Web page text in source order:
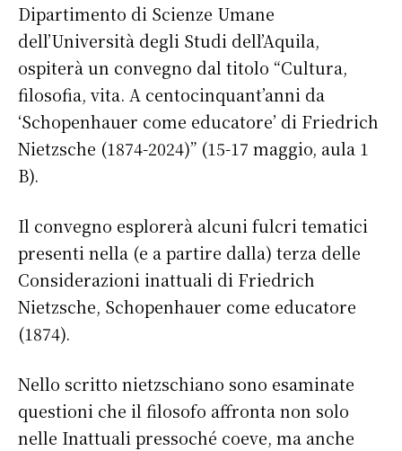
Dipartimento di Scienze Umane
dell’Università degli Studi dell’Aquila,
ospiterà un convegno dal titolo “Cultura,
filosofia, vita. A centocinquant’anni da
‘Schopenhauer come educatore’ di Friedrich
Nietzsche (1874-2024)” (15-17 maggio, aula 1
B).
Il convegno esplorerà alcuni fulcri tematici
presenti nella (e a partire dalla) terza delle
Considerazioni inattuali di Friedrich
Nietzsche, Schopenhauer come educatore
(1874).
Nello scritto nietzschiano sono esaminate
questioni che il filosofo affronta non solo
nelle Inattuali pressoché coeve, ma anche